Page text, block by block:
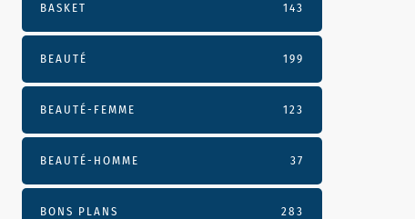
BASKET 143
BEAUTÉ 199
BEAUTÉ-FEMME 123
BEAUTÉ-HOMME 37
BONS PLANS 283